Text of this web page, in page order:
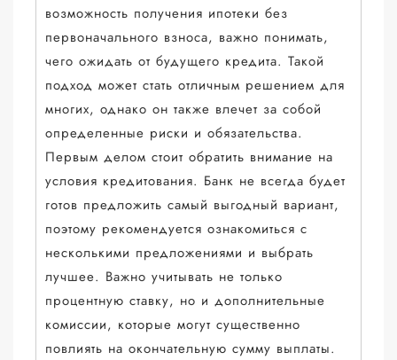
возможность получения ипотеки без
первоначального взноса, важно понимать,
чего ожидать от будущего кредита. Такой
подход может стать отличным решением для
многих, однако он также влечет за собой
определенные риски и обязательства.
Первым делом стоит обратить внимание на
условия кредитования. Банк не всегда будет
готов предложить самый выгодный вариант,
поэтому рекомендуется ознакомиться с
несколькими предложениями и выбрать
лучшее. Важно учитывать не только
процентную ставку, но и дополнительные
комиссии, которые могут существенно
повлиять на окончательную сумму выплаты.